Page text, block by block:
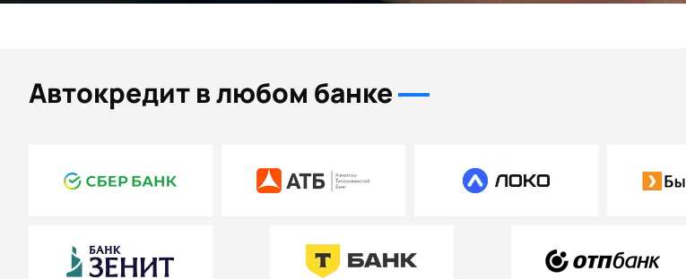
Автокредит в любом банке